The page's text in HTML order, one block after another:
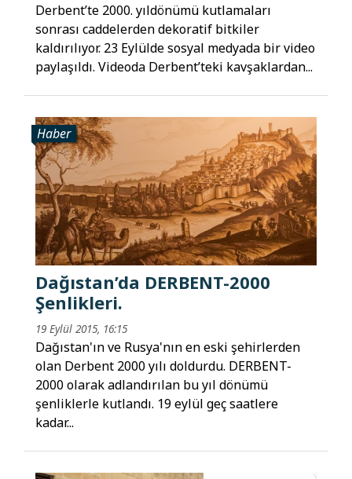
Derbent’te 2000. yıldönümü kutlamaları
sonrası caddelerden dekoratif bitkiler
kaldırılıyor. 23 Eylülde sosyal medyada bir video
paylaşıldı. Videoda Derbent’teki kavşaklardan...
Haber
Dağıstan’da DERBENT-2000
Şenlikleri.
19 Eylül 2015, 16:15
Dağıstan'ın ve Rusya'nın en eski şehirlerden
olan Derbent 2000 yılı doldurdu. DERBENT-
2000 olarak adlandırılan bu yıl dönümü
şenliklerle kutlandı. 19 eylül geç saatlere
kadar...